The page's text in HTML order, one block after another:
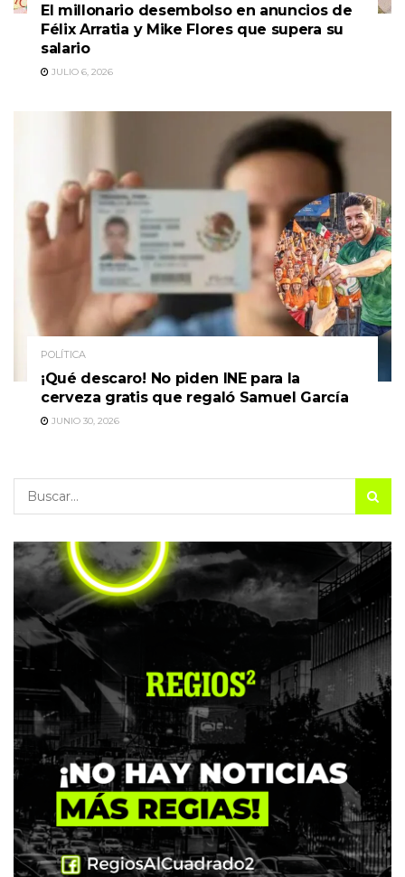
El millonario desembolso en anuncios de
Félix Arratia y Mike Flores que supera su
salario
JULIO 6, 2026
POLÍTICA
¡Qué descaro! No piden INE para la
cerveza gratis que regaló Samuel García
JUNIO 30, 2026